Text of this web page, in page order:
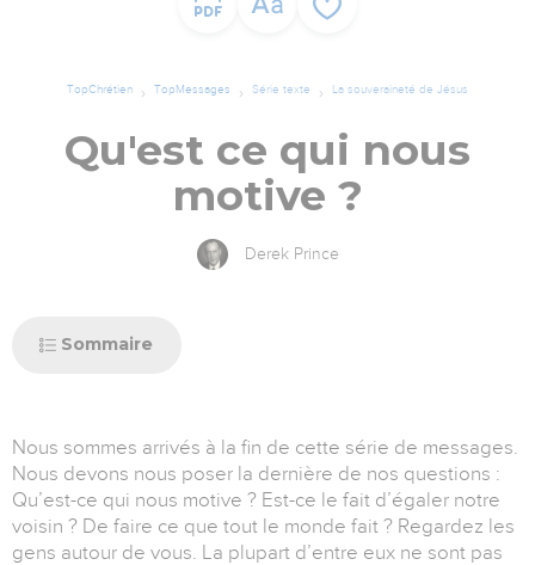
TopChrétien TopMessages Série texte La souveraineté de Jésus
Qu'est ce qui nous
motive ?
Derek Prince
Sommaire
Nous sommes arrivés à la fin de cette série de messages.
Nous devons nous poser la dernière de nos questions :
Qu’est-ce qui nous motive ? Est-ce le fait d’égaler notre
voisin ? De faire ce que tout le monde fait ? Regardez les
gens autour de vous. La plupart d’entre eux ne sont pas